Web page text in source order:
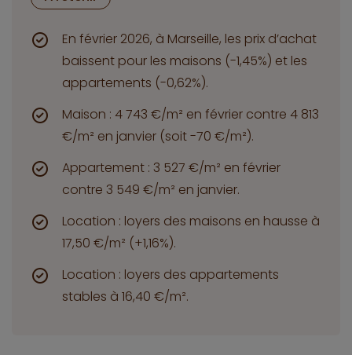
En février 2026, à Marseille, les prix d’achat
baissent pour les maisons (-1,45%) et les
appartements (-0,62%).
Maison : 4 743 €/m² en février contre 4 813
€/m² en janvier (soit -70 €/m²).
Appartement : 3 527 €/m² en février
contre 3 549 €/m² en janvier.
Location : loyers des maisons en hausse à
17,50 €/m² (+1,16%).
Location : loyers des appartements
stables à 16,40 €/m².